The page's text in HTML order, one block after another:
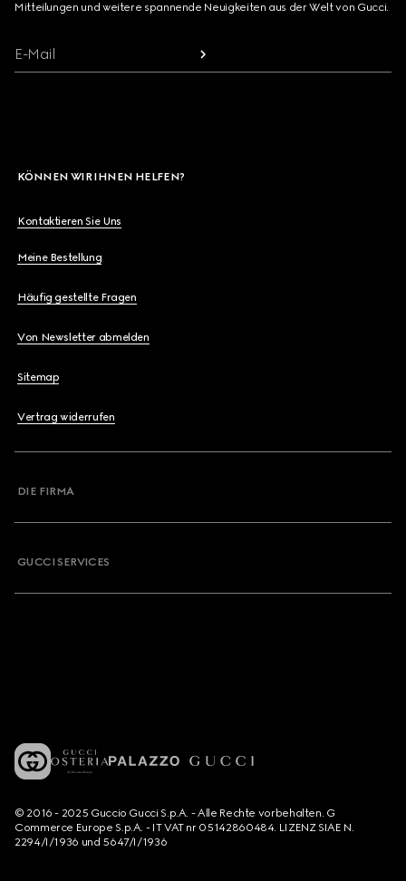
Mitteilungen und weitere spannende Neuigkeiten aus der Welt von Gucci.
E-Mail
KÖNNEN WIR IHNEN HELFEN?
Kontaktieren Sie Uns
Meine Bestellung
Häufig gestellte Fragen
Von Newsletter abmelden
Sitemap
Vertrag widerrufen
DIE FIRMA
GUCCI SERVICES
© 2016 - 2025 Guccio Gucci S.p.A. - Alle Rechte vorbehalten. G
Commerce Europe S.p.A. - IT VAT nr 05142860484. LIZENZ SIAE N.
2294/I/1936 und 5647/I/1936